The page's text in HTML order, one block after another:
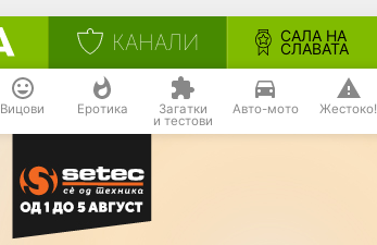
КАНАЛИ САЛА НА
СЛАВАТА
Вицови Еротика Загатки
и тестови
Авто-мото Жестоко!